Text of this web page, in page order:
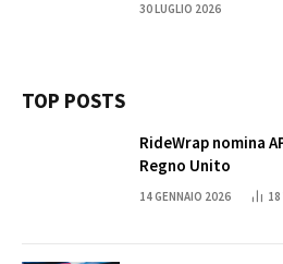
30 LUGLIO 2026
TOP POSTS
RideWrap nomina
Regno Unito
14 GENNAIO 2026 18